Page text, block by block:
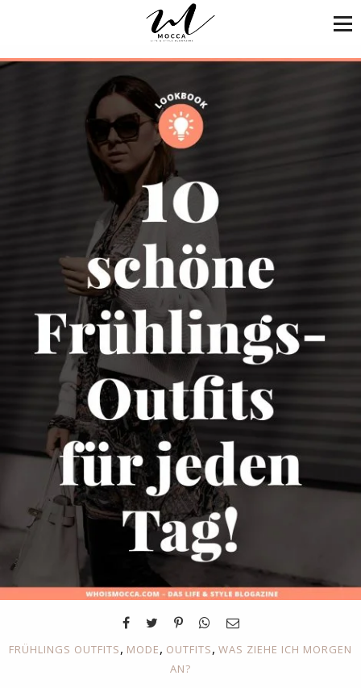
FRÜHLINGS OUTFITS, MODE, OUTFITS, WAS ZIEHE ICH MORGEN
AN?